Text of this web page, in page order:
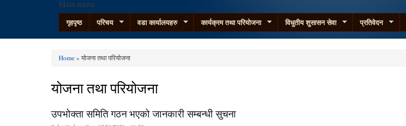
Main menu
गृहपृष्ठ
परिचय वडा कार्यालयहरु कार्यक्रम तथा परियोजना विधुतीय शुसासन सेवा प्रतिवेदन
Home» योजना तथा परियोजना
योजना तथा परियोजना
उपभोक्ता समिति गठन भएको जानकारी सम्बन्धी सुचना